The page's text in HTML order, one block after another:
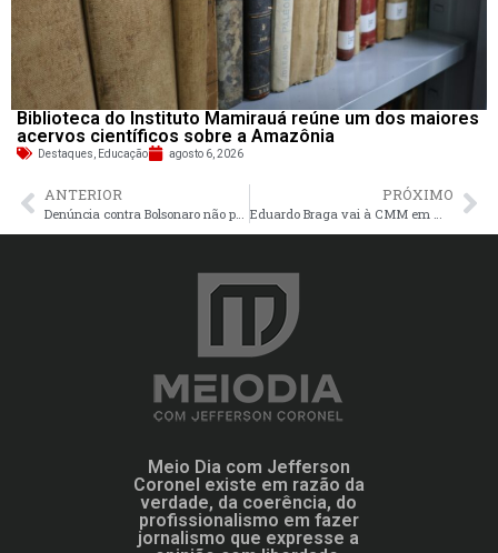
Biblioteca do Instituto Mamirauá reúne um dos maiores
acervos científicos sobre a Amazônia
Destaques Educação agosto 6, 2026
ANTERIOR PRÓXIMO
Meio Dia com Jefferson
Coronel existe em razão da
verdade, da coerência, do
profissionalismo em fazer
jornalismo que expresse a